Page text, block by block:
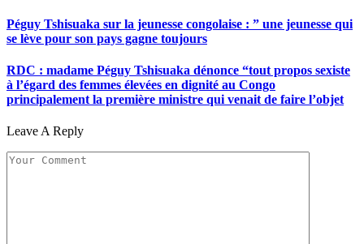
Péguy Tshisuaka sur la jeunesse congolaise : ” une jeunesse qui
se lève pour son pays gagne toujours
RDC : madame Péguy Tshisuaka dénonce “tout propos sexiste
à l’égard des femmes élevées en dignité au Congo
principalement la première ministre qui venait de faire l’objet
Leave A Reply